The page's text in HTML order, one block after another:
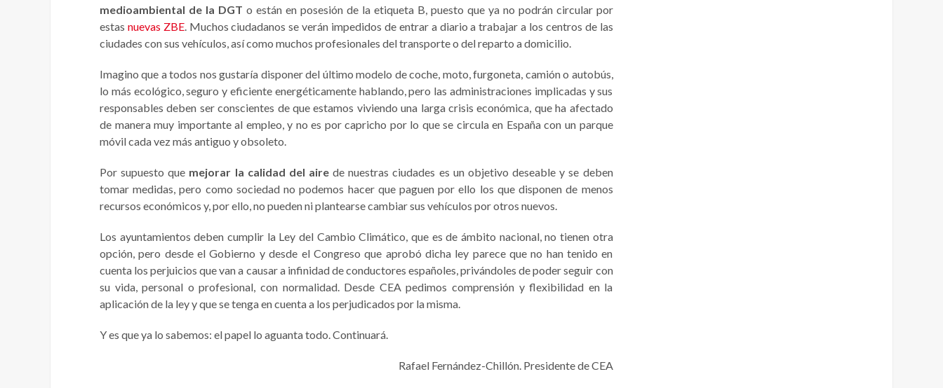
medioambiental de la DGT o están en posesión de la etiqueta B, puesto que ya no podrán circular por
estas nuevas ZBE. Muchos ciudadanos se verán impedidos de entrar a diario a trabajar a los centros de las
ciudades con sus vehículos, así como muchos profesionales del transporte o del reparto a domicilio.
Imagino que a todos nos gustaría disponer del último modelo de coche, moto, furgoneta, camión o autobús,
lo más ecológico, seguro y eficiente energéticamente hablando, pero las administraciones implicadas y sus
responsables deben ser conscientes de que estamos viviendo una larga crisis económica, que ha afectado
de manera muy importante al empleo, y no es por capricho por lo que se circula en España con un parque
móvil cada vez más antiguo y obsoleto.
Por supuesto que mejorar la calidad del aire de nuestras ciudades es un objetivo deseable y se deben
tomar medidas, pero como sociedad no podemos hacer que paguen por ello los que disponen de menos
recursos económicos y, por ello, no pueden ni plantearse cambiar sus vehículos por otros nuevos.
Los ayuntamientos deben cumplir la Ley del Cambio Climático, que es de ámbito nacional, no tienen otra
opción, pero desde el Gobierno y desde el Congreso que aprobó dicha ley parece que no han tenido en
cuenta los perjuicios que van a causar a infinidad de conductores españoles, privándoles de poder seguir con
su vida, personal o profesional, con normalidad. Desde CEA pedimos comprensión y flexibilidad en la
aplicación de la ley y que se tenga en cuenta a los perjudicados por la misma.
Y es que ya lo sabemos: el papel lo aguanta todo. Continuará.
Rafael Fernández-Chillón. Presidente de CEA